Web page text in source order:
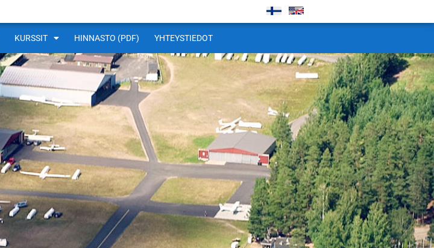
KURSSIT HINNASTO (PDF) YHTEYSTIEDOT